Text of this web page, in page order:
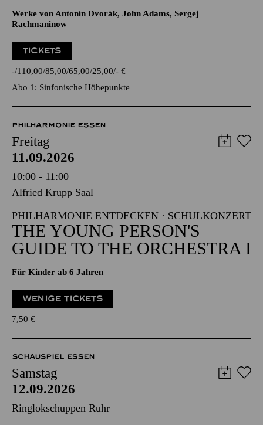
Werke von Antonín Dvorák, John Adams, Sergej
Rachmaninow
TICKETS
- 110,00 85,00 65,00 25,00 - €
Abo 1: Sinfonische Höhepunkte
PHILHARMONIE ESSEN
Freitag
11.09.2026
10:00 - 11:00
Alfried Krupp Saal
PHILHARMONIE ENTDECKEN · SCHULKONZERT
THE YOUNG PERSON'S
GUIDE TO THE ORCHESTRA I
Für Kinder ab 6 Jahren
WENIGE TICKETS
7,50 €
SCHAUSPIEL ESSEN
Samstag
12.09.2026
Ringlokschuppen Ruhr